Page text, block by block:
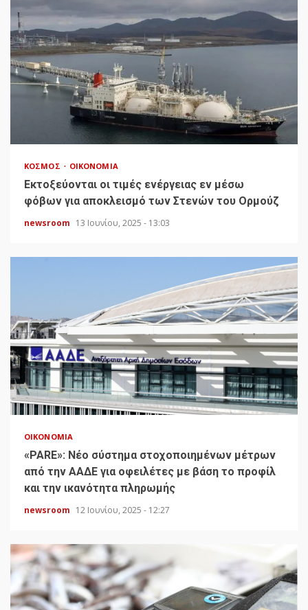
ΚΌΣΜΟΣ ΟΙΚΟΝΟΜΊΑ
Εκτοξεύονται οι τιμές ενέργειας εν μέσω
φόβων για αποκλεισμό των Στενών του Ορμούζ
newsroom 13 Ιουνίου, 2025 - 13:03
ΟΙΚΟΝΟΜΊΑ
«PARE»: Νέο σύστημα στοχοποιημένων μέτρων
από την ΑΑΔΕ για οφειλέτες με βάση το προφίλ
και την ικανότητα πληρωμής
newsroom 12 Ιουνίου, 2025 - 12:27